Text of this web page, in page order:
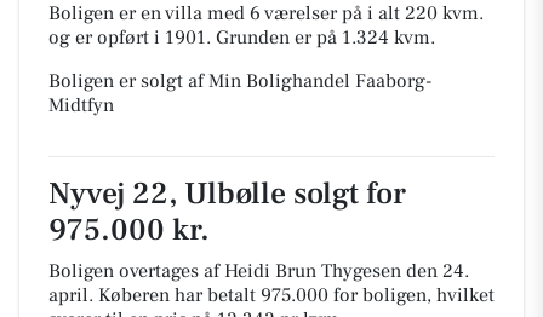
Boligen er en villa med 6 værelser på i alt 220 kvm.
og er opført i 1901. Grunden er på 1.324 kvm.
Boligen er solgt af Min Bolighandel Faaborg-
Midtfyn
Nyvej 22, Ulbølle solgt for
975.000 kr.
Boligen overtages af Heidi Brun Thygesen den 24.
april. Køberen har betalt 975.000 for boligen, hvilket